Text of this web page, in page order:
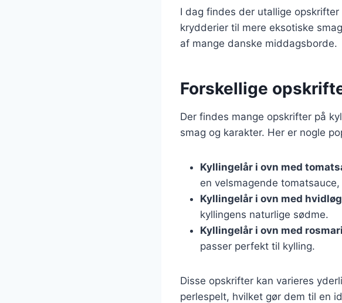
I dag findes der utallige
krydderier til mere eksotiske
af mange danske middagsborde.
Forskellige
Der findes mange opskrifter på
smag og karakter. Her er nogle
Kyllingelår i ovn med
en velsmagende
Kyllingelår i ovn med hvidløg
kyllingens naturlige sødme.
Kyllingelår i ovn med
passer perfekt til kylling.
Disse opskrifter kan varieres
perlespelt, hvilket gør dem til en